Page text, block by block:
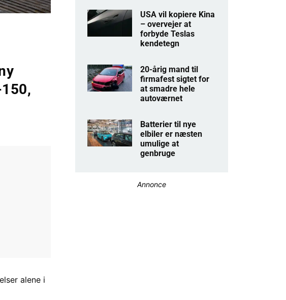
alene i
USA vil kopiere Kina
– overvejer at
forbyde Teslas
kendetegn
20-årig mand til
firmafest sigtet for
at smadre hele
autoværnet
Batterier til nye
elbiler er næsten
umulige at
genbruge
Annonce